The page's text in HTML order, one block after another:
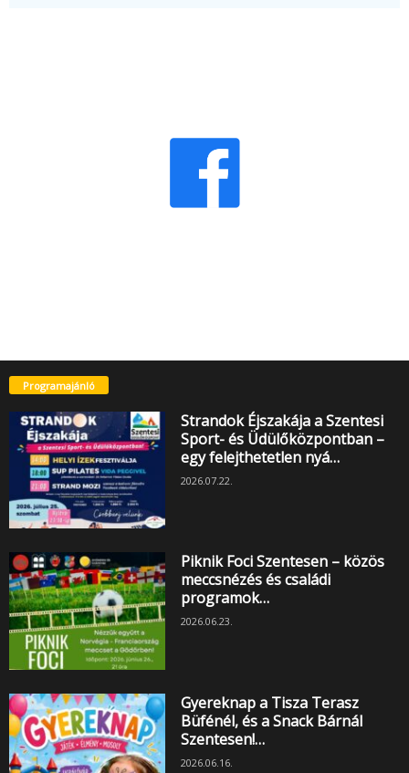
Programajánló
Strandok Éjszakája a Szentesi
Sport- és Üdülőközpontban –
egy felejthetetlen nyá…
2026.07.22.
Piknik Foci Szentesen – közös
meccsnézés és családi
programok…
2026.06.23.
Gyereknap a Tisza Terasz
Büfénél, és a Snack Bárnál
Szentesen!…
2026.06.16.